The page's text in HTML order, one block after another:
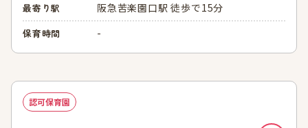
最寄り駅 阪急苦楽園口駅 徒歩で15分
保育時間 -
認可保育園